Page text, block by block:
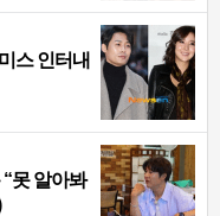
스 인터내
못 알아봐